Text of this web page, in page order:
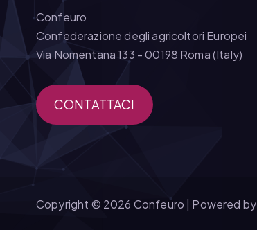
Confeuro
Confederazione degli agricoltori Europei
Via Nomentana 133 - 00198 Roma (Italy)
CONTATTACI
Copyright © 2026 Confeuro | Powered by